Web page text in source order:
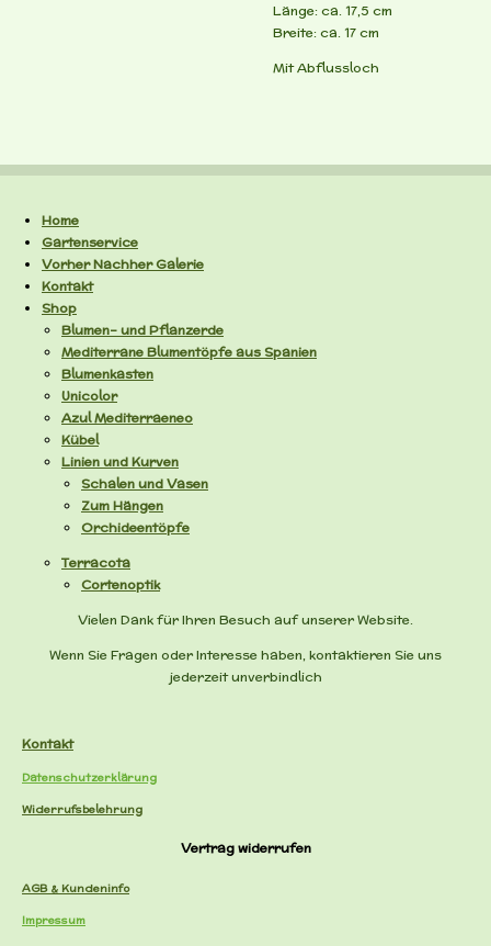
Länge: ca. 17,5 cm
Breite: ca. 17 cm
Mit Abflussloch
Home
Gartenservice
Vorher Nachher Galerie
Kontakt
Shop
Blumen- und Pflanzerde
Mediterrane Blumentöpfe aus Spanien
Blumenkasten
Unicolor
Azul Mediterraeneo
Kübel
Linien und Kurven
Schalen und Vasen
Zum Hängen
Orchideentöpfe
Terracota
Cortenoptik
Vielen Dank für Ihren Besuch auf unserer Website.
Wenn Sie Fragen oder Interesse haben, kontaktieren Sie uns
jederzeit unverbindlich
Kontakt
Datenschutzerklärung
Widerrufsbelehrung
Vertrag widerrufen
AGB & Kundeninfo
Impressum